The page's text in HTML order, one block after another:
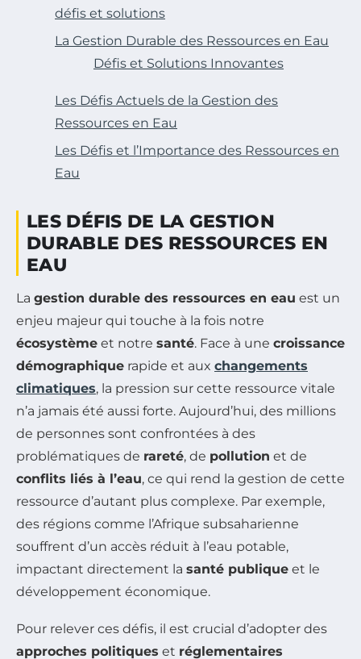
défis et solutions
La Gestion Durable des Ressources en Eau
Défis et Solutions Innovantes
Les Défis Actuels de la Gestion des
Ressources en Eau
Les Défis et l’Importance des Ressources en
Eau
LES DÉFIS DE LA GESTION
DURABLE DES RESSOURCES EN
EAU
La gestion durable des ressources en eau est un
enjeu majeur qui touche à la fois notre
écosystème et notre santé. Face à une croissance
démographique rapide et aux changements
climatiques, la pression sur cette ressource vitale
n’a jamais été aussi forte. Aujourd’hui, des millions
de personnes sont confrontées à des
problématiques de rareté, de pollution et de
conflits liés à l’eau, ce qui rend la gestion de cette
ressource d’autant plus complexe. Par exemple,
des régions comme l’Afrique subsaharienne
souffrent d’un accès réduit à l’eau potable,
impactant directement la santé publique et le
développement économique.
Pour relever ces défis, il est crucial d’adopter des
approches politiques et réglementaires